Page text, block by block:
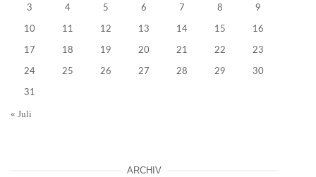
3 4 5 6 7 8 9
10 11 12 13 14 15 16
17 18 19 20 21 22 23
24 25 26 27 28 29 30
31
« Juli
ARCHIV